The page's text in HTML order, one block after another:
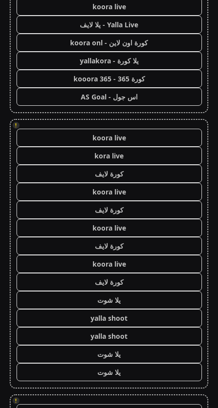
koora live
Yalla Live - يلا لايف
كورة اون لاين - koora onl
يلا كورة - yallakora
كورة 365 - kooora 365
اس جول - AS Goal
!
koora live
kora live
كورة لايف
koora live
كورة لايف
koora live
كورة لايف
koora live
كورة لايف
يلا شوت
yalla shoot
yalla shoot
يلا شوت
يلا شوت
!